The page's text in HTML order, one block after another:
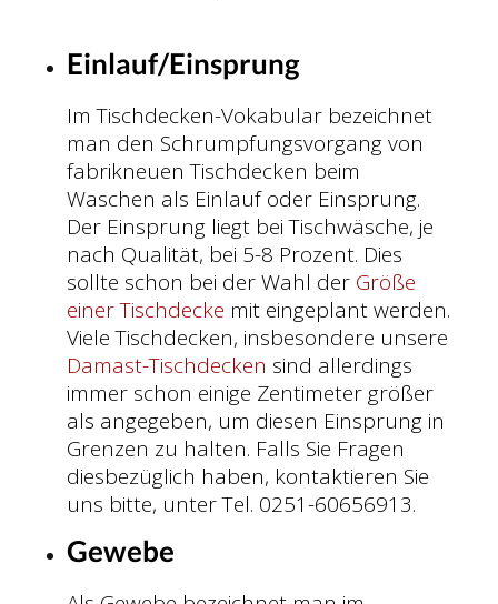
Einlauf/Einsprung
Im Tischdecken-Vokabular bezeichnet
man den Schrumpfungsvorgang von
fabrikneuen Tischdecken beim
Waschen als Einlauf oder Einsprung.
Der Einsprung liegt bei Tischwäsche, je
nach Qualität, bei 5-8 Prozent. Dies
sollte schon bei der Wahl der Größe
einer Tischdecke mit eingeplant werden.
Viele Tischdecken, insbesondere unsere
Damast-Tischdecken sind allerdings
immer schon einige Zentimeter größer
als angegeben, um diesen Einsprung in
Grenzen zu halten. Falls Sie Fragen
diesbezüglich haben, kontaktieren Sie
uns bitte, unter Tel. 0251-60656913.
Gewebe